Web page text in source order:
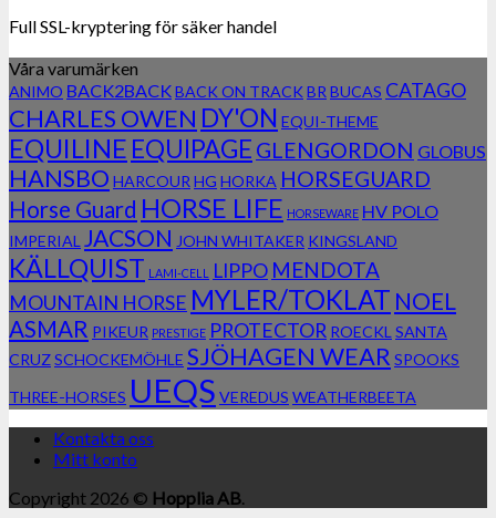
Full SSL-kryptering för säker handel
Våra varumärken
ANIMO BACK2BACKBACK ON TRACK BR BUCAS CATAGO
CHARLES OWEN DY'ON EQUI-THEME
EQUILINE EQUIPAGE GLENGORDON GLOBUS
HANSBO HARCOUR HG HORKA HORSEGUARD
Horse Guard HORSE LIFE HORSEWARE HV POLO
IMPERIAL JACSON JOHN WHITAKER KINGSLAND
KÄLLQUIST LAMI-CELL LIPPO MENDOTA
MOUNTAIN HORSE MYLER/TOKLAT NOEL
ASMAR PIKEUR PRESTIGE PROTECTOR ROECKL SANTA
CRUZSCHOCKEMÖHLE SJÖHAGEN WEAR SPOOKS
THREE-HORSES UEQS VEREDUS WEATHERBEETA
Kontakta oss
Mitt konto
Copyright 2026 © Hopplia AB.